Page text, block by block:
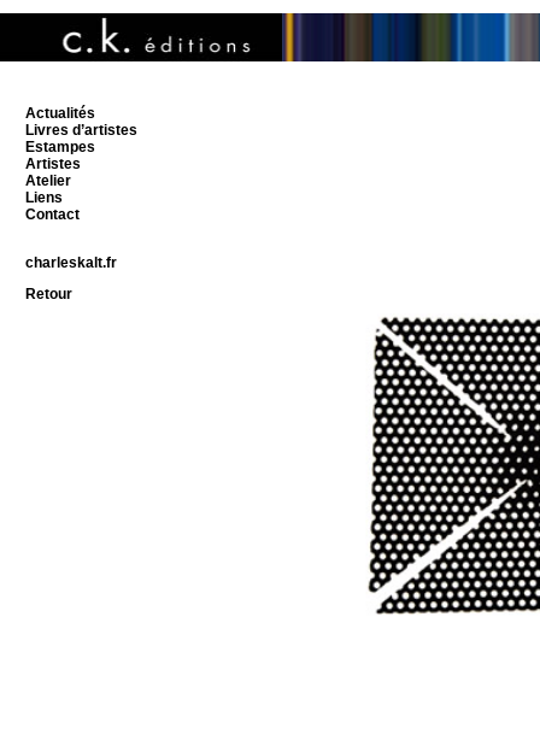
Actualités
Livres d’artistes
Estampes
Artistes
Atelier
Liens
Contact
charleskalt.fr
Retour